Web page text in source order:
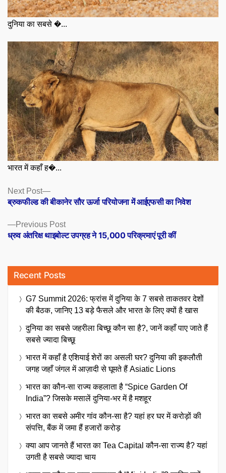
दुनिया का सबसे �...
भारत में कहाँ ह�...
Posts
navigation
Previous PostPrevious
post:
ध्रुव अंतरिक्ष थाइबोल्ट उपग्रह ने 15,000 परिक्रमाएं पूरी कीं
Next Post
Next
post:
ब्रुकफील्ड की बीकानेर सौर ऊर्जा परियोजना में आईएफसी का निवेश
Recent Posts
G7 Summit 2026: फ्रांस में दुनिया के 7 सबसे ताकतवर देशों
की बैठक, जानिए 13 बड़े फैसले और भारत के लिए क्यों है खास
दुनिया का सबसे जहरीला बिच्छू कौन सा है?, जानें कहाँ पाए जाते हैं
सबसे ज्यादा बिच्छू
भारत में कहाँ है एशियाई शेरों का असली घर? दुनिया की इकलौती
जगह जहाँ जंगल में आज़ादी से घूमते हैं Asiatic Lions
भारत का कौन-सा राज्य कहलाता है “Spice Garden Of
India”? जिसके मसालें दुनिया-भर में है मशहूर
भारत का सबसे अमीर गांव कौन-सा है? यहां हर घर में करोड़ों की
संपत्ति, बैंक में जमा हैं हजारों करोड़
क्या आप जानते हैं भारत का Tea Capital कौन-सा राज्य है? यहां
उगती है सबसे ज्यादा चाय